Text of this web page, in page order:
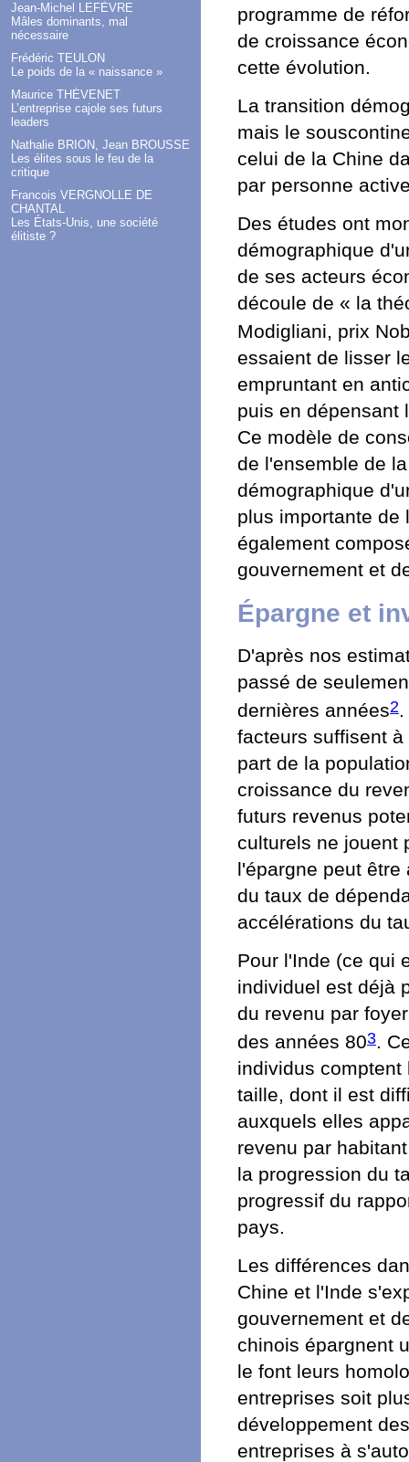
Jean-Michel LEFÈVRE
Mâles dominants, mal
nécessaire
Frédéric TEULON
Le poids de la « naissance »
Maurice THÉVENET
L’entreprise cajole ses futurs
leaders
Nathalie BRION, Jean BROUSSE
Les élites sous le feu de la
critique
Francois VERGNOLLE DE
CHANTAL
Les États-Unis, une société
élitiste ?
programme de
de croissance
cette évolution.
La transition
mais le
celui de la Chine
par personne
Des études ont
démographique
de ses acteurs
découle de « la
Modigliani, prix
essaient de lisser
empruntant en
puis en dépensant
Ce modèle de
de l'ensemble de
démographique
plus importante de
également
gouvernement et
Épargne et
D'après nos
passé de
dernières années2
facteurs suffisent
part de la
croissance du
futurs revenus
culturels ne jouent
l'épargne peut
du taux de
accélérations du
Pour l'Inde (ce qui
individuel est déjà
du revenu par
des années 803.
individus
taille, dont il est
auxquels elles
revenu par
la progression du
progressif du
pays.
Les différences
Chine et l'Inde
gouvernement et
chinois épargnent
le font leurs
entreprises soit
développement
entreprises à